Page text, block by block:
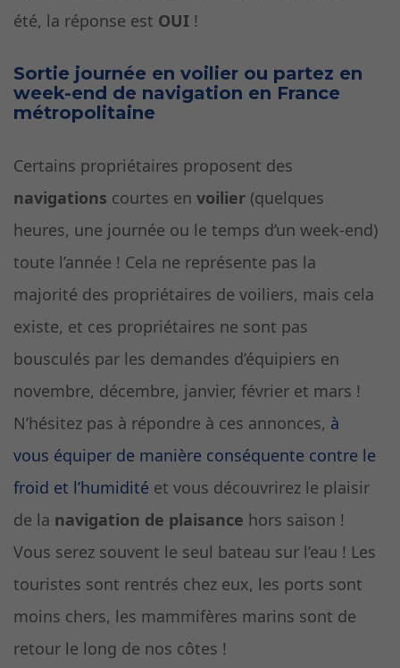
été, la réponse est OUI !
Sortie journée en voilier ou partez en
week-end de navigation en France
métropolitaine
Certains propriétaires proposent des
navigations courtes en voilier (quelques
heures, une journée ou le temps d’un week-end)
toute l’année ! Cela ne représente pas la
majorité des propriétaires de voiliers, mais cela
existe, et ces propriétaires ne sont pas
bousculés par les demandes d’équipiers en
novembre, décembre, janvier, février et mars !
N’hésitez pas à répondre à ces annonces, à
vous équiper de manière conséquente contre le
froid et l’humidité et vous découvrirez le plaisir
de la navigation de plaisance hors saison !
Vous serez souvent le seul bateau sur l’eau ! Les
touristes sont rentrés chez eux, les ports sont
moins chers, les mammifères marins sont de
retour le long de nos côtes !